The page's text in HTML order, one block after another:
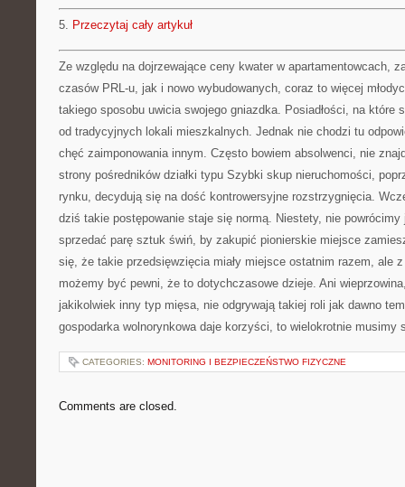
5. Przeczytaj cały artykuł
Ze względu na dojrzewające ceny kwater w apartamentowcach,
czasów PRL-u, jak i nowo wybudowanych, coraz to więcej
takiego sposobu uwicia swojego gniazdka. Posiadłości, na które
od tradycyjnych lokali mieszkalnych. Jednak nie chodzi tu
chęć zaimponowania innym. Często bowiem absolwenci, nie
strony pośredników działki typu Szybki skup nieruchomości,
rynku, decydują się na dość kontrowersyjne rozstrzygnięcia.
dziś takie postępowanie staje się normą. Niestety, nie powrócimy
sprzedać parę sztuk świń, by zakupić pionierskie miejsce
się, że takie przedsięwzięcia miały miejsce ostatnim razem, ale
możemy być pewni, że to dotychczasowe dzieje. Ani
jakikolwiek inny typ mięsa, nie odgrywają takiej roli jak dawno
gospodarka wolnorynkowa daje korzyści, to wielokrotnie musimy
CATEGORIES: MONITORING I BEZPIECZEŃSTWO FIZYCZNE
Comments are closed.